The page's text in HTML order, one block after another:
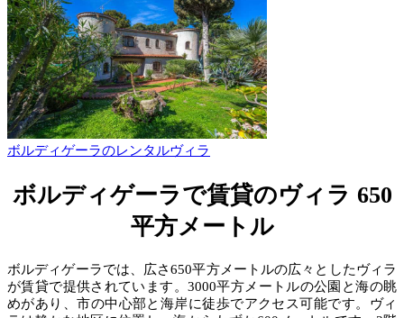
ボルディゲーラのレンタルヴィラ
ボルディゲーラで賃貸のヴィラ 650
平方メートル
ボルディゲーラでは、広さ650平方メートルの広々としたヴィラ
が賃貸で提供されています。3000平方メートルの公園と海の眺
めがあり、市の中心部と海岸に徒歩でアクセス可能です。ヴィ